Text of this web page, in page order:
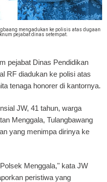
mengadukan ke polisis atas dugaan
pejabat dinas setempat.
pejabat Dinas Pendidikan
RF diadukan ke polisi atas
tenaga honorer di kantornya.
JW, 41 tahun, warga
Menggala, Tulangbawang
yang menimpa dirinya ke
Menggala," kata JW
peristiwa yang